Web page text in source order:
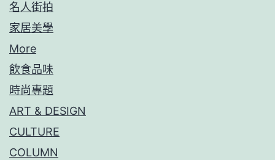
名人街拍
家居美學
More
飲食品味
時尚專題
ART & DESIGN
CULTURE
COLUMN